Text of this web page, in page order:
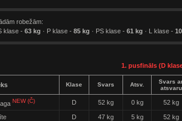
robežām:
klase - 63 kg · P klase - 85 kg · PS klase - 61 kg · L klase -
1. pusfināls (D
Klase Svars Atsv.
Svars
atsvaru
NEW (Č) D 52 kg 0 kg 52 kg
D 47 kg 5 kg 52 kg